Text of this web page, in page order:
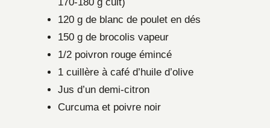
120 g de blanc de poulet en dés
150 g de brocolis vapeur
1/2 poivron rouge émincé
1 cuillère à café d’huile d’olive
Jus d’un demi-citron
Curcuma et poivre noir